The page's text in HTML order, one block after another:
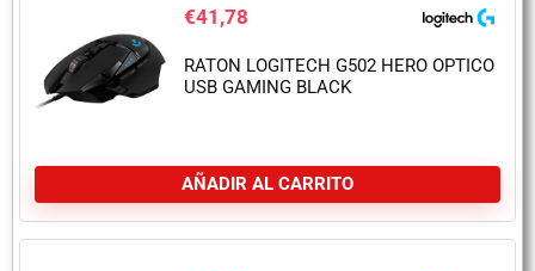
€41,78
RATON LOGITECH G502 HERO OPTICO
USB GAMING BLACK
AÑADIR AL CARRITO